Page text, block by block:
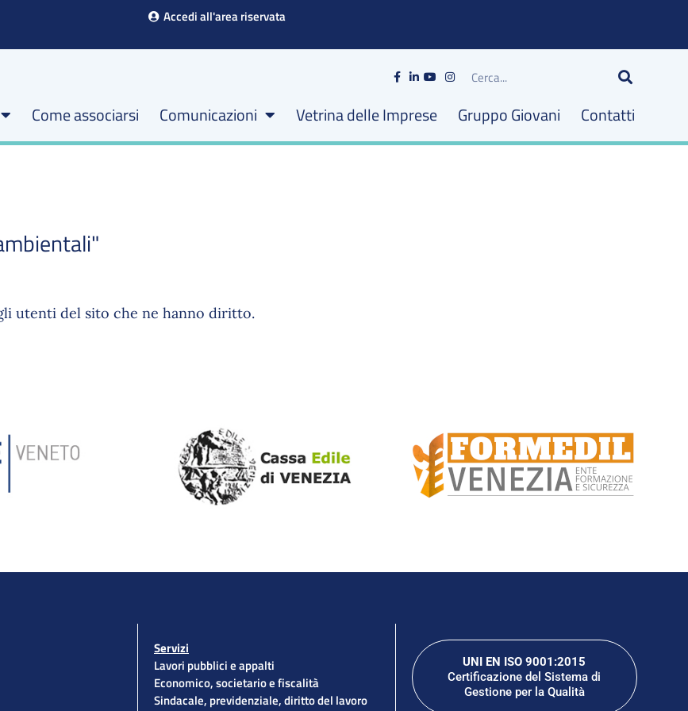
Accedi all'area riservata
Come associarsi Comunicazioni Vetrina delle Imprese Gruppo Giovani Contatti
utenti del sito che ne hanno diritto.
Servizi
Lavori pubblici e appalti
Economico, societario e fiscalità
Sindacale, previdenziale, diritto del lavoro
UNI EN ISO 9001:2015
Certificazione del Sistema di
Gestione per la Qualità